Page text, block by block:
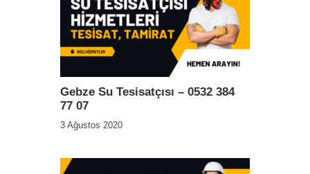
Gebze Su Tesisatçısı – 0532 384
77 07
3 Ağustos 2020